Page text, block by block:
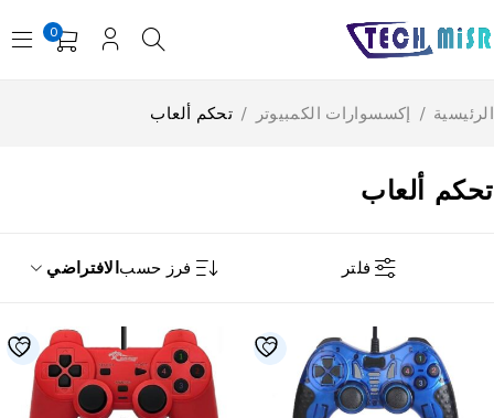
0
ألعاب
/ إكسسوارات الكمبيوتر تحكم ألعاب
فلتر فرز حسبالافتراضي